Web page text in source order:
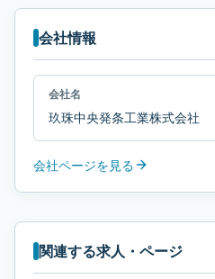
会社情報
会社名
玖珠中央発条工業株式会社
会社ページを見る
関連する求人・ページ